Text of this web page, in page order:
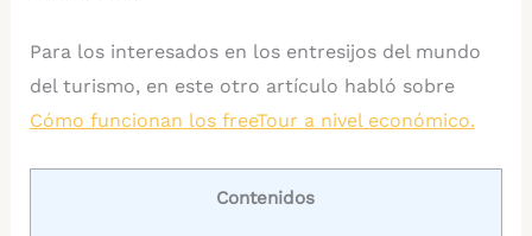
Para los interesados en los entresijos del mundo
del turismo, en este otro artículo habló sobre
Cómo funcionan los freeTour a nivel económico.
Contenidos